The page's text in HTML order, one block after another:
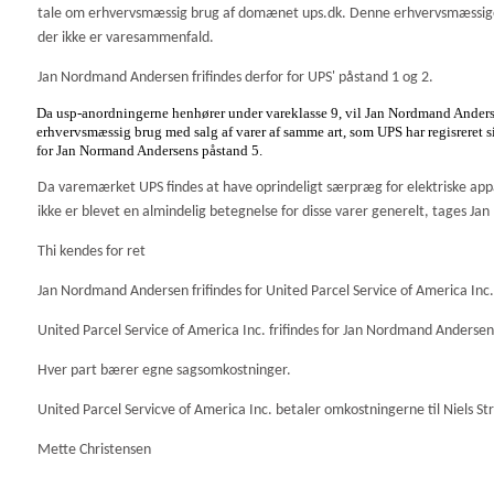
tale om erhvervsmæssig brug af domænet ups.dk. Denne
der ikke er varesammenfald.
Jan Nordmand Andersen frifindes derfor for UPS' påstand 1 og 2.
Da usp-anordningerne henhører under vareklasse 9, vil Jan Nordmand
erhvervsmæssig brug med salg af varer af samme art, som UPS har regisreret
for Jan Normand Andersens påstand 5.
Da varemærket UPS findes at have oprindeligt særpræg for elektriske
ikke er blevet en almindelig betegnelse for disse varer generelt, tages
Thi kendes for ret
Jan Nordmand Andersen frifindes for United Parcel Service of America
United Parcel Service of America Inc. frifindes for Jan Nordmand
Hver part bærer egne sagsomkostninger.
United Parcel Servicve of America Inc. betaler omkostningerne til Niels
Mette Christensen